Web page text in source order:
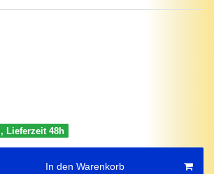
Lieferzeit 48h
In den Warenkorb